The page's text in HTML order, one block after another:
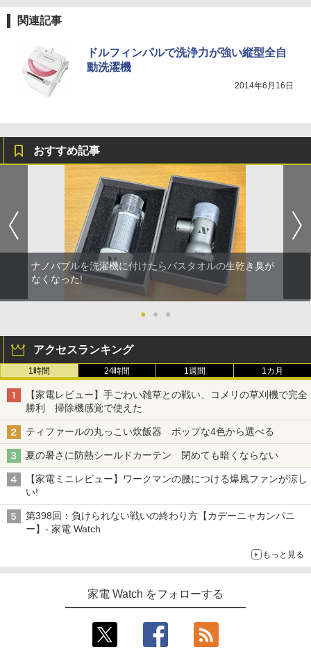
関連記事
ドルフィンパルで洗浄力が強い縦型全自
動洗濯機
2014年6月16日
おすすめ記事
ナノバブルを洗濯機に付けたらバスタオルの生乾き臭が
なくなった!
● ● ●
アクセスランキング
1時間 24時間 1週間 1カ月
【家電レビュー】手ごわい雑草との戦い、コメリの草刈機で完全
勝利 掃除機感覚で使えた
ティファールの丸っこい炊飯器 ポップな4色から選べる
夏の暑さに防熱シールドカーテン 閉めても暗くならない
【家電ミニレビュー】ワークマンの腰につける爆風ファンが涼し
い!
第398回：負けられない戦いの終わり方【カデーニャカンパニ
ー】- 家電 Watch
もっと見る
家電 Watch をフォローする